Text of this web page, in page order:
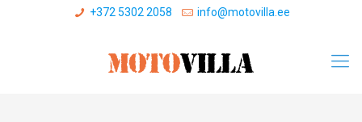
+372 5302 2058 info@motovilla.ee